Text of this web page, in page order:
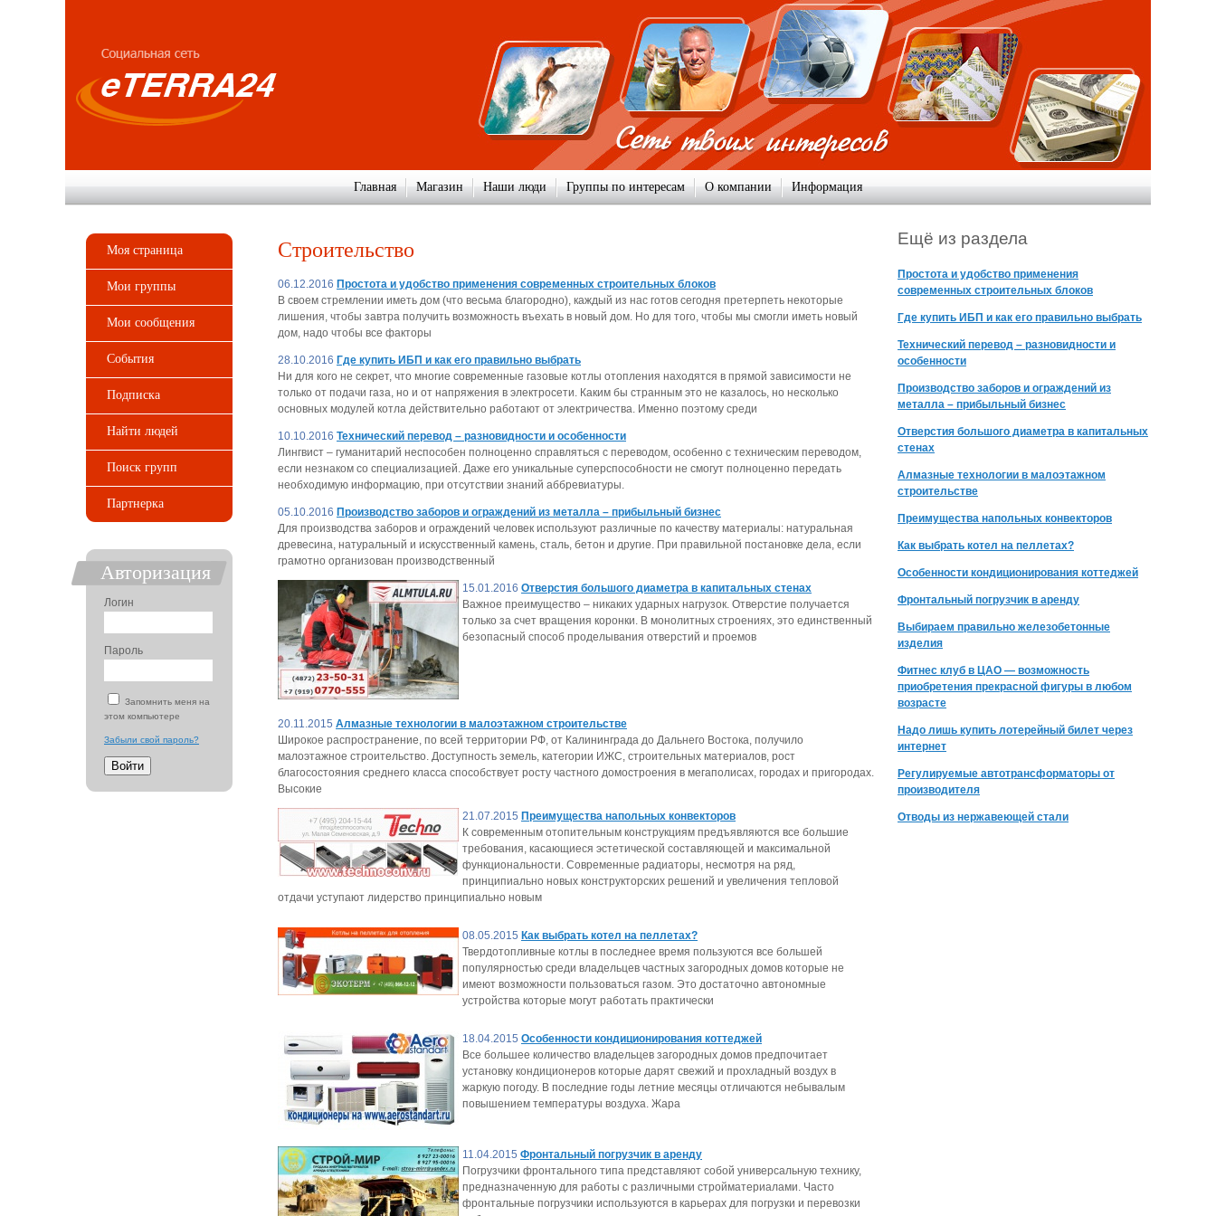
Главная Магазин Наши люди Группы по интересам О компании Информация
Строительство
06.12.2016 Простота и удобство применения современных строительных блоков
В своем стремлении иметь дом (что весьма благородно), каждый из нас готов сегодня претерпеть некоторые
лишения, чтобы завтра получить возможность въехать в новый дом. Но для того, чтобы мы смогли иметь новый
дом, надо чтобы все факторы
28.10.2016 Где купить ИБП и как его правильно выбрать
Ни для кого не секрет, что многие современные газовые котлы отопления находятся в прямой зависимости не
только от подачи газа, но и от напряжения в электросети. Каким бы странным это не казалось, но несколько
основных модулей котла действительно работают от электричества. Именно поэтому среди
10.10.2016 Технический перевод – разновидности и особенности
Лингвист – гуманитарий неспособен полноценно справляться с переводом, особенно с техническим переводом,
если незнаком со специализацией. Даже его уникальные суперспособности не смогут полноценно передать
необходимую информацию, при отсутствии знаний аббревиатуры.
05.10.2016 Производство заборов и ограждений из металла – прибыльный бизнес
Для производства заборов и ограждений человек используют различные по качеству материалы: натуральная
древесина, натуральный и искусственный камень, сталь, бетон и другие. При правильной постановке дела, если
грамотно организован производственный
15.01.2016 Отверстия большого диаметра в капитальных стенах
Важное преимущество – никаких ударных нагрузок. Отверстие получается
только за счет вращения коронки. В монолитных строениях, это единственный
безопасный способ проделывания отверстий и проемов
20.11.2015 Алмазные технологии в малоэтажном строительстве
Широкое распространение, по всей территории РФ, от Калининграда до Дальнего Востока, получило
малоэтажное строительство. Доступность земель, категории ИЖС, строительных материалов, рост
благосостояния среднего класса способствует росту частного домостроения в мегаполисах, городах и пригородах.
Высокие
21.07.2015 Преимущества напольных конвекторов
К современным отопительным конструкциям предъявляются все большие
требования, касающиеся эстетической составляющей и максимальной
функциональности. Современные радиаторы, несмотря на ряд,
принципиально новых конструкторских решений и увеличения тепловой
отдачи уступают лидерство принципиально новым
08.05.2015 Как выбрать котел на пеллетах?
Твердотопливные котлы в последнее время пользуются все большей
популярностью среди владельцев частных загородных домов которые не
имеют возможности пользоваться газом. Это достаточно автономные
устройства которые могут работать практически
18.04.2015 Особенности кондиционирования коттеджей
Все большее количество владельцев загородных домов предпочитает
установку кондиционеров которые дарят свежий и прохладный воздух в
жаркую погоду. В последние годы летние месяцы отличаются небывалым
повышением температуры воздуха. Жара
11.04.2015 Фронтальный погрузчик в аренду
Погрузчики фронтального типа представляют собой универсальную технику,
предназначенную для работы с различными стройматериалами. Часто
фронтальные погрузчики используются в карьерах для погрузки и перевозки
Моя страница
Мои группы
Мои сообщения
События
Подписка
Найти людей
Поиск групп
Партнерка
Авторизация
Логин
Пароль
Запомнить меня на
этом компьютере
Забыли свой пароль?
Ещё из раздела
Простота и удобство применения
современных строительных блоков
Где купить ИБП и как его правильно выбрать
Технический перевод – разновидности и
особенности
Производство заборов и ограждений из
металла – прибыльный бизнес
Отверстия большого диаметра в капитальных
стенах
Алмазные технологии в малоэтажном
строительстве
Преимущества напольных конвекторов
Как выбрать котел на пеллетах?
Особенности кондиционирования коттеджей
Фронтальный погрузчик в аренду
Выбираем правильно железобетонные
изделия
Фитнес клуб в ЦАО — возможность
приобретения прекрасной фигуры в любом
возрасте
Надо лишь купить лотерейный билет через
интернет
Регулируемые автотрансформаторы от
производителя
Отводы из нержавеющей стали